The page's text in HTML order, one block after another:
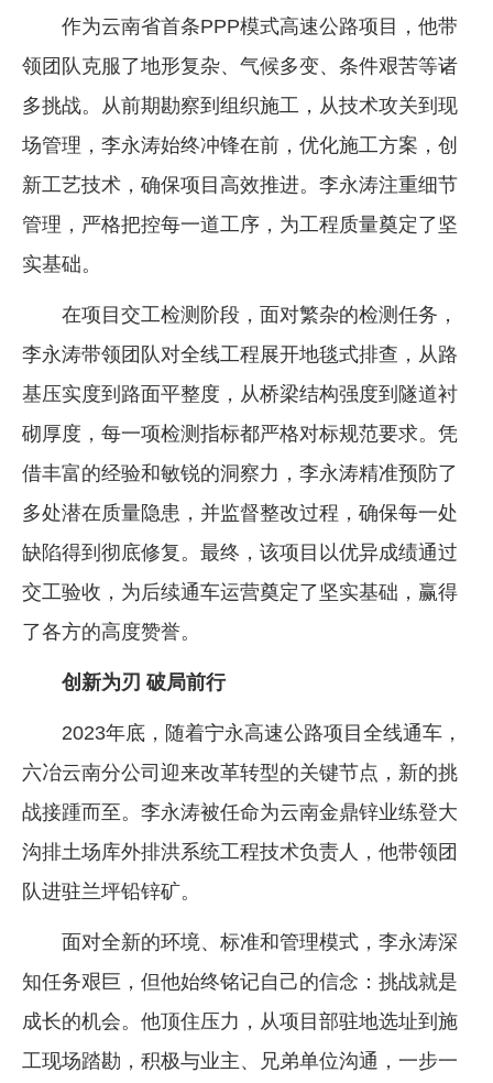
作为云南省首条PPP模式高速公路项目，他带
领团队克服了地形复杂、气候多变、条件艰苦等诸
多挑战。从前期勘察到组织施工，从技术攻关到现
场管理，李永涛始终冲锋在前，优化施工方案，创
新工艺技术，确保项目高效推进。李永涛注重细节
管理，严格把控每一道工序，为工程质量奠定了坚
实基础。
在项目交工检测阶段，面对繁杂的检测任务，
李永涛带领团队对全线工程展开地毯式排查，从路
基压实度到路面平整度，从桥梁结构强度到隧道衬
砌厚度，每一项检测指标都严格对标规范要求。凭
借丰富的经验和敏锐的洞察力，李永涛精准预防了
多处潜在质量隐患，并监督整改过程，确保每一处
缺陷得到彻底修复。最终，该项目以优异成绩通过
交工验收，为后续通车运营奠定了坚实基础，赢得
了各方的高度赞誉。
创新为刃 破局前行
2023年底，随着宁永高速公路项目全线通车，
六冶云南分公司迎来改革转型的关键节点，新的挑
战接踵而至。李永涛被任命为云南金鼎锌业练登大
沟排土场库外排洪系统工程技术负责人，他带领团
队进驻兰坪铅锌矿。
面对全新的环境、标准和管理模式，李永涛深
知任务艰巨，但他始终铭记自己的信念：挑战就是
成长的机会。他顶住压力，从项目部驻地选址到施
工现场踏勘，积极与业主、兄弟单位沟通，一步一